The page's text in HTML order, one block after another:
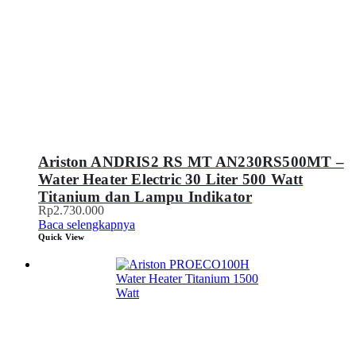
Ariston ANDRIS2 RS MT AN230RS500MT –
Water Heater Electric 30 Liter 500 Watt
Titanium dan Lampu Indikator
Rp2.730.000
Baca selengkapnya
Quick View